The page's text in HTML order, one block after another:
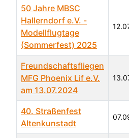
50 Jahre MBSC
Hallerndorf e.V. -
Modellflugtage
(Sommerfest) 2025
Freundschaftsfliegen
MFG Phoenix Lif e.V.
am 13.07.2024
40. Straßenfest
Altenkunstadt